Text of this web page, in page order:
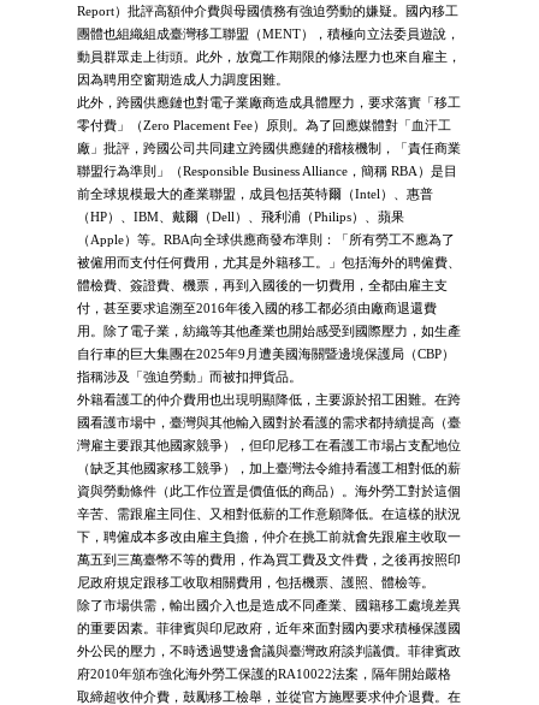
Report）批評高額仲介費與母國債務有強迫勞動的嫌疑。國內移工
團體也組織組成臺灣移工聯盟（MENT），積極向立法委員遊說，
動員群眾走上街頭。此外，放寬工作期限的修法壓力也來自雇主，
因為聘用空窗期造成人力調度困難。
此外，跨國供應鏈也對電子業廠商造成具體壓力，要求落實「移工
零付費」（Zero Placement Fee）原則。為了回應媒體對「血汗工
廠」批評，跨國公司共同建立跨國供應鏈的稽核機制，「責任商業
聯盟行為準則」（Responsible Business Alliance，簡稱 RBA）是目
前全球規模最大的產業聯盟，成員包括英特爾（Intel）、惠普
（HP）、IBM、戴爾（Dell）、飛利浦（Philips）、蘋果
（Apple）等。RBA向全球供應商發布準則：「所有勞工不應為了
被僱用而支付任何費用，尤其是外籍移工。」包括海外的聘僱費、
體檢費、簽證費、機票，再到入國後的一切費用，全都由雇主支
付，甚至要求追溯至2016年後入國的移工都必須由廠商退還費
用。除了電子業，紡織等其他產業也開始感受到國際壓力，如生產
自行車的巨大集團在2025年9月遭美國海關暨邊境保護局（CBP）
指稱涉及「強迫勞動」而被扣押貨品。
外籍看護工的仲介費用也出現明顯降低，主要源於招工困難。在跨
國看護市場中，臺灣與其他輸入國對於看護的需求都持續提高（臺
灣雇主要跟其他國家競爭），但印尼移工在看護工市場占支配地位
（缺乏其他國家移工競爭），加上臺灣法令維持看護工相對低的薪
資與勞動條件（此工作位置是價值低的商品）。海外勞工對於這個
辛苦、需跟雇主同住、又相對低薪的工作意願降低。在這樣的狀況
下，聘僱成本多改由雇主負擔，仲介在挑工前就會先跟雇主收取一
萬五到三萬臺幣不等的費用，作為買工費及文件費，之後再按照印
尼政府規定跟移工收取相關費用，包括機票、護照、體檢等。
除了市場供需，輸出國介入也是造成不同產業、國籍移工處境差異
的重要因素。菲律賓與印尼政府，近年來面對國內要求積極保護國
外公民的壓力，不時透過雙邊會議與臺灣政府談判議價。菲律賓政
府2010年頒布強化海外勞工保護的RA10022法案，隔年開始嚴格
取締超收仲介費，鼓勵移工檢舉，並從官方施壓要求仲介退費。在